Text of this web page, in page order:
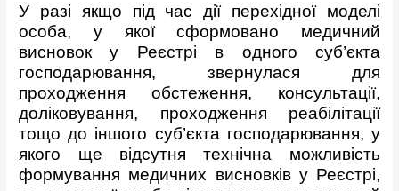
У разі якщо під час дії перехідної моделі
особа, у якої сформовано медичний
висновок у Реєстрі в одного суб’єкта
господарювання, звернулася для
проходження обстеження, консультації,
доліковування, проходження реабілітації
тощо до іншого суб’єкта господарювання, у
якого ще відсутня технічна можливість
формування медичних висновків у Реєстрі,